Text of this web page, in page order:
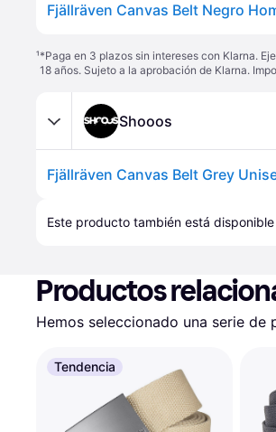
Fjällräven Canvas Belt Negro
¹*Paga en 3 plazos sin intereses con Klarna.
18 años. Sujeto a la aprobación de Klarna.
Shooos
Este producto también está
Productos
Hemos seleccionado una serie
Tendencia